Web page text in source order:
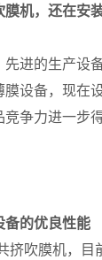
机，还在安
进的生产设
设备，现在
争力进一步
备的优良性能
挤吹膜机，